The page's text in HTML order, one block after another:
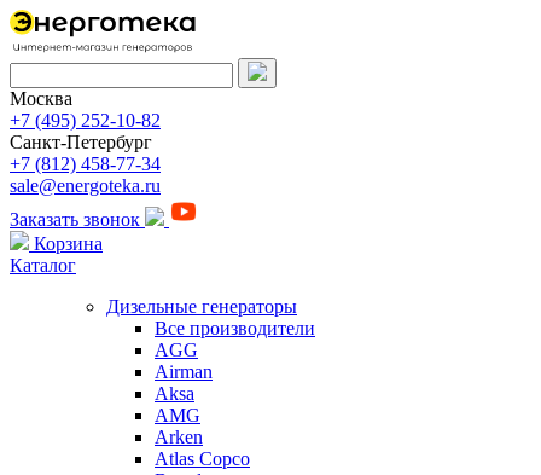
Москва
+7 (495) 252-10-82
Санкт-Петербург
+7 (812) 458-77-34
sale@energoteka.ru
Заказать звонок
Корзина
Каталог
Дизельные генераторы
Все производители
AGG
Airman
Aksa
AMG
Arken
Atlas Copco